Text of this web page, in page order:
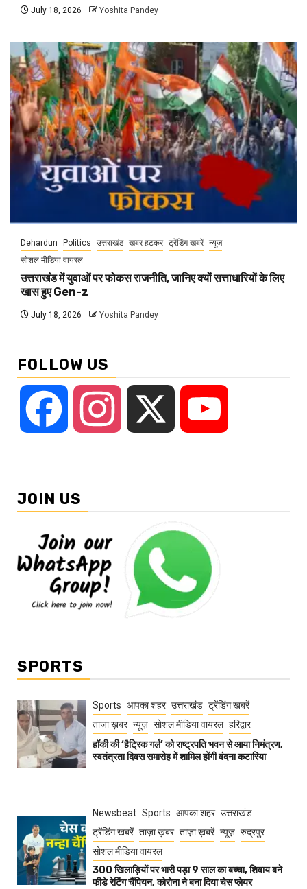
July 18, 2026 Yoshita Pandey
Dehardun Politics उत्तराखंड खबर हटकर ट्रेंडिंग खबरें न्यूज़
सोशल मीडिया वायरल
उत्तराखंड में युवाओं पर फोकस राजनीति, जानिए क्यों सत्ताधारियों के लिए
खास हुए Gen-z
July 18, 2026 Yoshita Pandey
FOLLOW US
Facebook Instagram
JOIN US
SPORTS
Sports आपका शहर उत्तराखंड ट्रेंडिंग खबरें
ताज़ा ख़बर न्यूज़ सोशल मीडिया वायरल हरिद्वार
हॉकी की ‘हैट्रिक गर्ल’ को राष्ट्रपति भवन से आया निमंत्रण,
स्वतंत्रता दिवस समारोह में शामिल होंगी वंदना कटारिया
Newsbeat Sports आपका शहर उत्तराखंड
ट्रेंडिंग खबरें ताज़ा ख़बर ताज़ा ख़बरें न्यूज़ रुद्रपुर
सोशल मीडिया वायरल
300 खिलाड़ियों पर भारी पड़ा 9 साल का बच्चा, शिवाय बने
फीडे रेटिंग चैंपियन, कोरोना ने बना दिया चेस प्लेयर